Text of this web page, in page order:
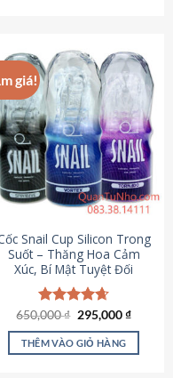
giá!
Snail Cup Silicon Trong
Suốt – Thăng Hoa Cảm
Xúc, Bí Mật Tuyệt Đối
Được xếp
hạng4.69
5 sao
650,000₫ Giá
là:
650,000 ₫.
295,000₫Giá
tại
THÊM VÀO GIỎ HÀNG